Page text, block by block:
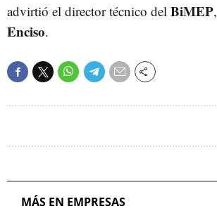
advirtió el director técnico del BiMEP,
Enciso.
MÁS EN EMPRESAS